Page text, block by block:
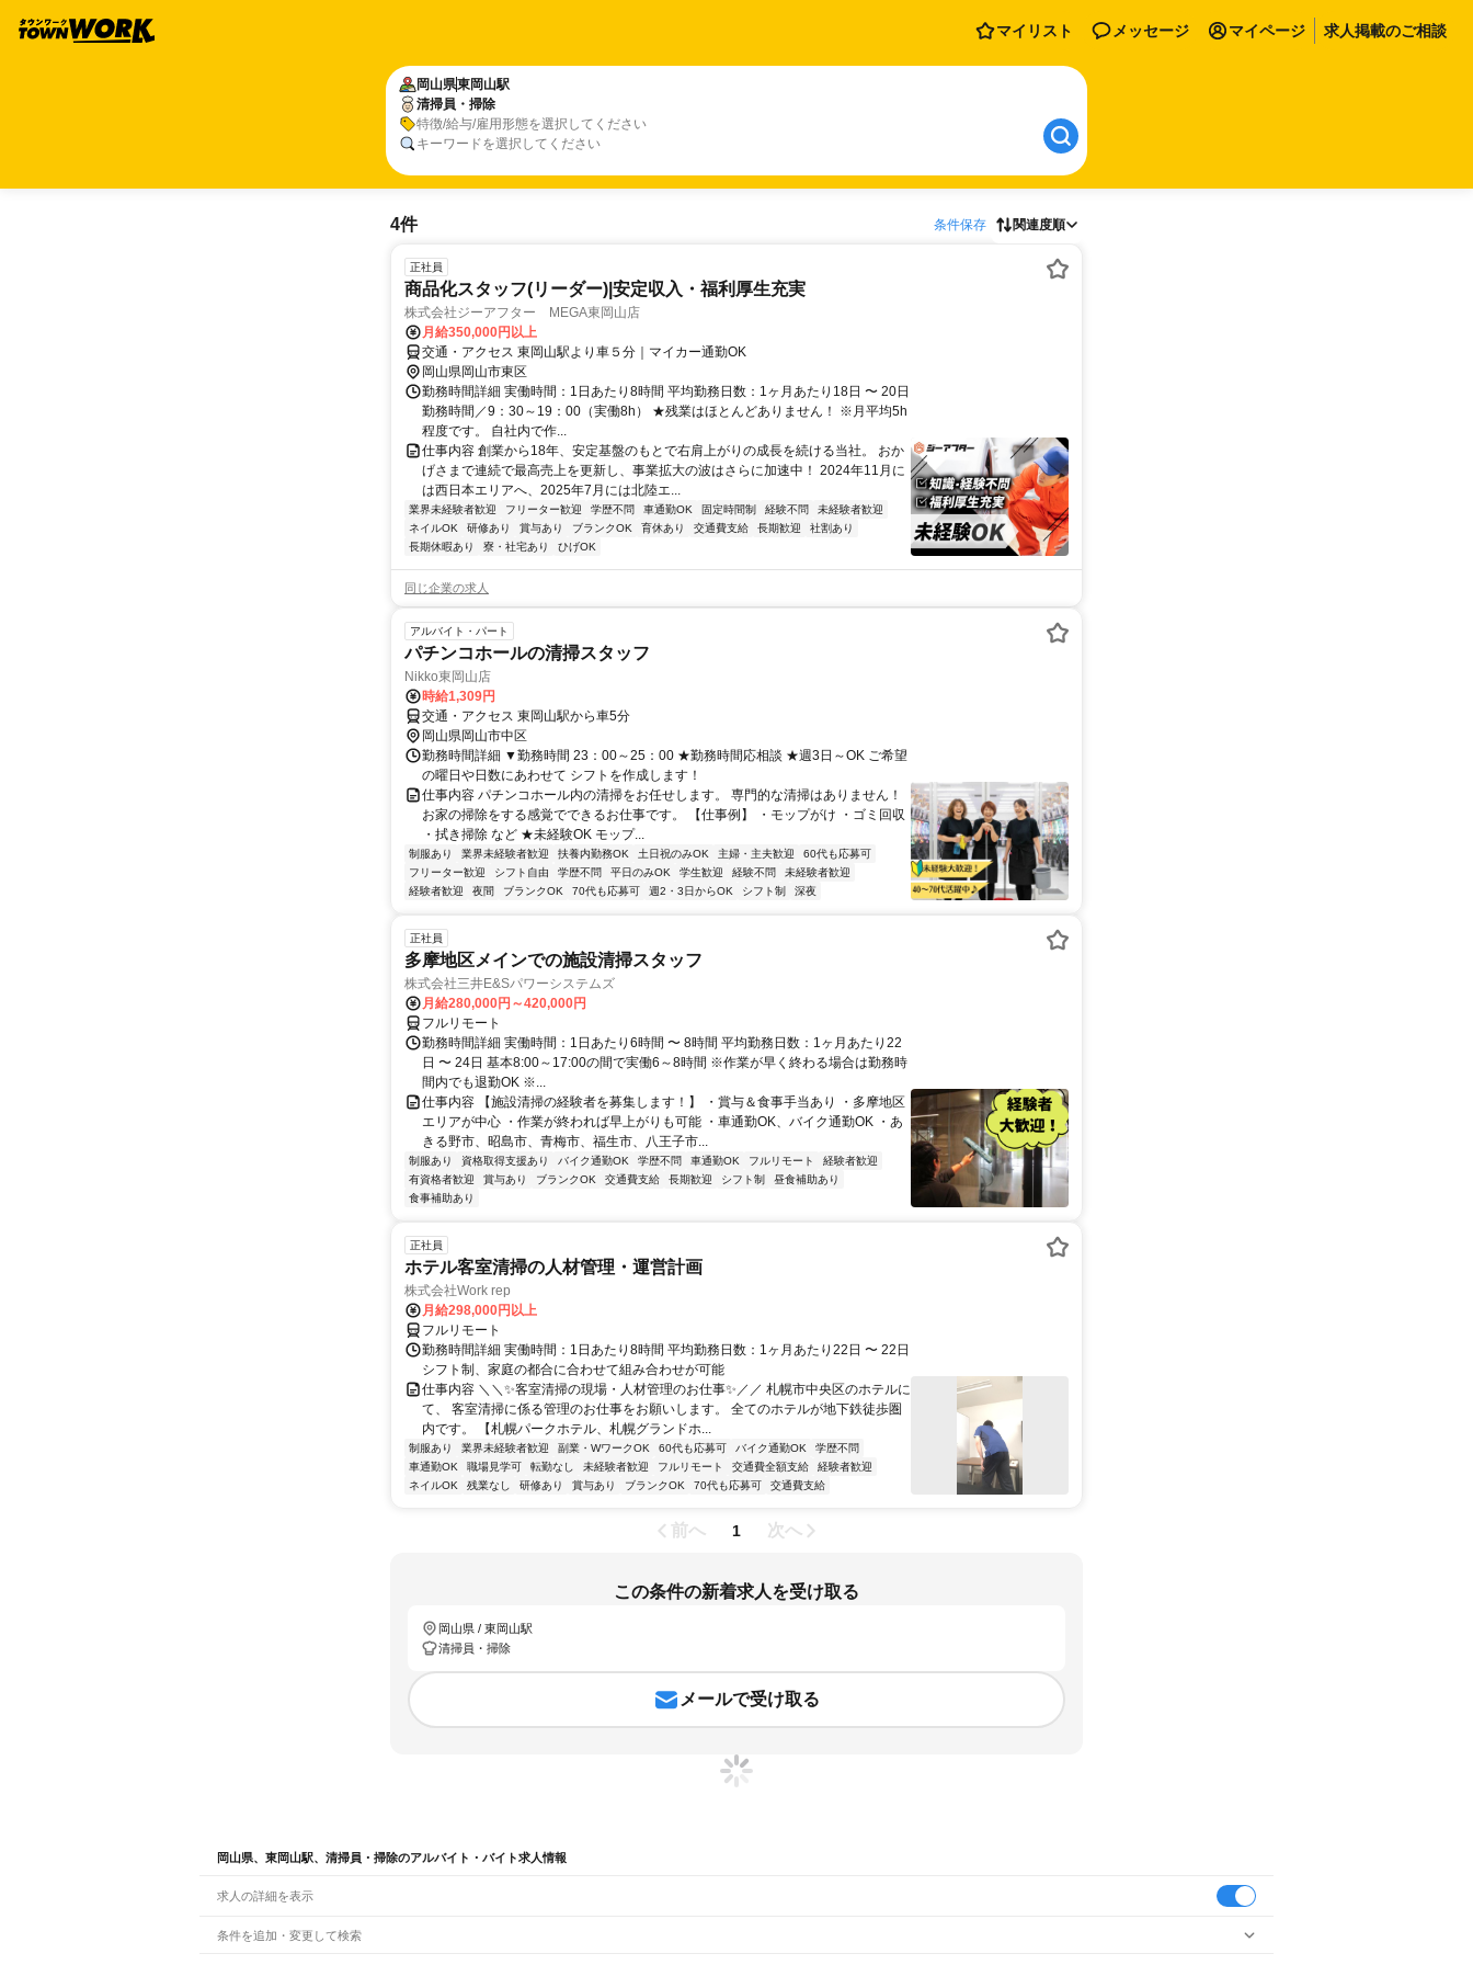
マイリスト メッセージ マイページ 求人掲載のご相談
岡山県東岡山駅
清掃員・掃除
特徴/給与/雇用形態を選択してください
キーワードを選択してください
4件 条件保存 関連度順
正社員
商品化スタッフ(リーダー)|安定収入・福利厚生充実
株式会社ジーアフター MEGA東岡山店
月給350,000円以上
交通・アクセス 東岡山駅より車５分｜マイカー通勤OK
岡山県岡山市東区
勤務時間詳細 実働時間：1日あたり8時間 平均勤務日数：1ヶ月あたり18日 〜 20日
勤務時間／9：30～19：00（実働8h） ★残業はほとんどありません！ ※月平均5h
程度です。 自社内で作...
仕事内容 創業から18年、安定基盤のもとで右肩上がりの成長を続ける当社。 おか
げさまで連続で最高売上を更新し、事業拡大の波はさらに加速中！ 2024年11月に
は西日本エリアへ、2025年7月には北陸エ...
業界未経験者歓迎 フリーター歓迎 学歴不問 車通勤OK 固定時間制 経験不問
未経験者歓迎
ネイルOK
研修あり 賞与あり ブランクOK 育休あり 交通費支給 長期歓迎
社割あり
長期休暇あり
寮・社宅あり ひげOK
同じ企業の求人
アルバイト・パート
パチンコホールの清掃スタッフ
Nikko東岡山店
時給1,309円
交通・アクセス 東岡山駅から車5分
岡山県岡山市中区
勤務時間詳細 ▼勤務時間 23：00～25：00 ★勤務時間応相談 ★週3日～OK ご希望
の曜日や日数にあわせて シフトを作成します！
仕事内容 パチンコホール内の清掃をお任せします。 専門的な清掃はありません！
お家の掃除をする感覚でできるお仕事です。 【仕事例】 ・モップがけ ・ゴミ回収
・拭き掃除 など ★未経験OK モップ...
制服あり 業界未経験者歓迎 扶養内勤務OK 土日祝のみOK 主婦・主夫歓迎
60代も応募可
フリーター歓迎
シフト自由 学歴不問 平日のみOK 学生歓迎 経験不問
未経験者歓迎
経験者歓迎
夜間 ブランクOK 70代も応募可 週2・3日からOK シフト制 深夜
正社員
多摩地区メインでの施設清掃スタッフ
株式会社三井E&Sパワーシステムズ
月給280,000円～420,000円
フルリモート
勤務時間詳細 実働時間：1日あたり6時間 〜 8時間 平均勤務日数：1ヶ月あたり22
日 〜 24日 基本8:00～17:00の間で実働6～8時間 ※作業が早く終わる場合は勤務時
間内でも退勤OK ※...
仕事内容 【施設清掃の経験者を募集します！】 ・賞与＆食事手当あり ・多摩地区
エリアが中心 ・作業が終われば早上がりも可能 ・車通勤OK、バイク通勤OK ・あ
きる野市、昭島市、青梅市、福生市、八王子市...
制服あり 資格取得支援あり バイク通勤OK 学歴不問 車通勤OK フルリモート
経験者歓迎
有資格者歓迎
賞与あり ブランクOK 交通費支給 長期歓迎 シフト制
昼食補助あり
食事補助あり
正社員
ホテル客室清掃の人材管理・運営計画
株式会社Work rep
月給298,000円以上
フルリモート
勤務時間詳細 実働時間：1日あたり8時間 平均勤務日数：1ヶ月あたり22日 〜 22日
シフト制、家庭の都合に合わせて組み合わせが可能
仕事内容 ＼＼✨客室清掃の現場・人材管理のお仕事✨／／ 札幌市中央区のホテルに
て、 客室清掃に係る管理のお仕事をお願いします。 全てのホテルが地下鉄徒歩圏
内です。 【札幌パークホテル、札幌グランドホ...
制服あり 業界未経験者歓迎 副業・WワークOK 60代も応募可 バイク通勤OK
学歴不問
車通勤OK
職場見学可 転勤なし 未経験者歓迎 フルリモート 交通費全額支給
経験者歓迎
ネイルOK
残業なし 研修あり 賞与あり ブランクOK 70代も応募可 交通費支給
前へ 1 次へ
この条件の新着求人を受け取る
岡山県 / 東岡山駅
清掃員・掃除
メールで受け取る
岡山県、東岡山駅、清掃員・掃除のアルバイト・バイト求人情報
求人の詳細を表示
条件を追加・変更して検索